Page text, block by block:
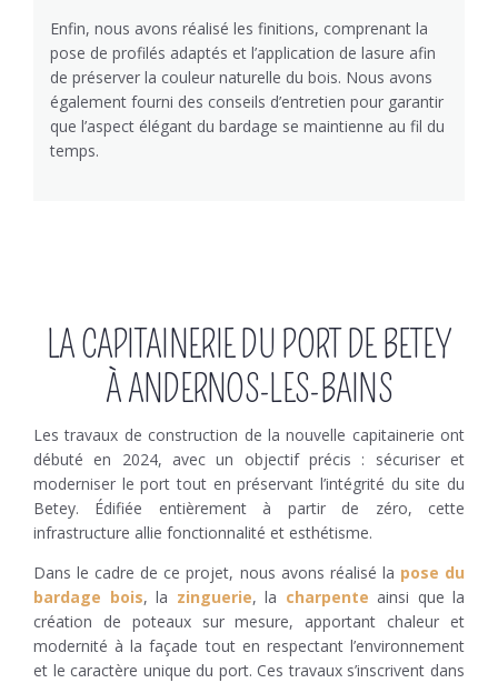
Enfin, nous avons réalisé les finitions, comprenant la
pose de profilés adaptés et l’application de lasure afin
de préserver la couleur naturelle du bois. Nous avons
également fourni des conseils d’entretien pour garantir
que l’aspect élégant du bardage se maintienne au fil du
temps.
LA CAPITAINERIE DU PORT DE BETEY
À ANDERNOS-LES-BAINS
Les travaux de construction de la nouvelle capitainerie ont
débuté en 2024, avec un objectif précis : sécuriser et
moderniser le port tout en préservant l’intégrité du site du
Betey. Édifiée entièrement à partir de zéro, cette
infrastructure allie fonctionnalité et esthétisme.
Dans le cadre de ce projet, nous avons réalisé la pose du
bardage bois, la zinguerie, la charpente ainsi que la
création de poteaux sur mesure, apportant chaleur et
modernité à la façade tout en respectant l’environnement
et le caractère unique du port. Ces travaux s’inscrivent dans